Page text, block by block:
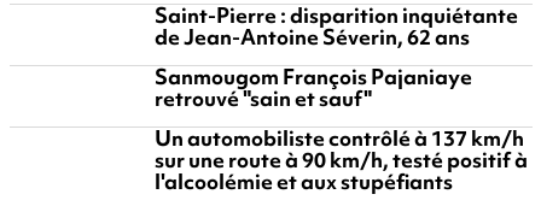
Saint-Pierre : disparition inquiétante
de Jean-Antoine Séverin, 62 ans
Sanmougom François Pajaniaye
retrouvé "sain et sauf"
Un automobiliste contrôlé à 137 km/h
sur une route à 90 km/h, testé positif à
l'alcoolémie et aux stupéfiants